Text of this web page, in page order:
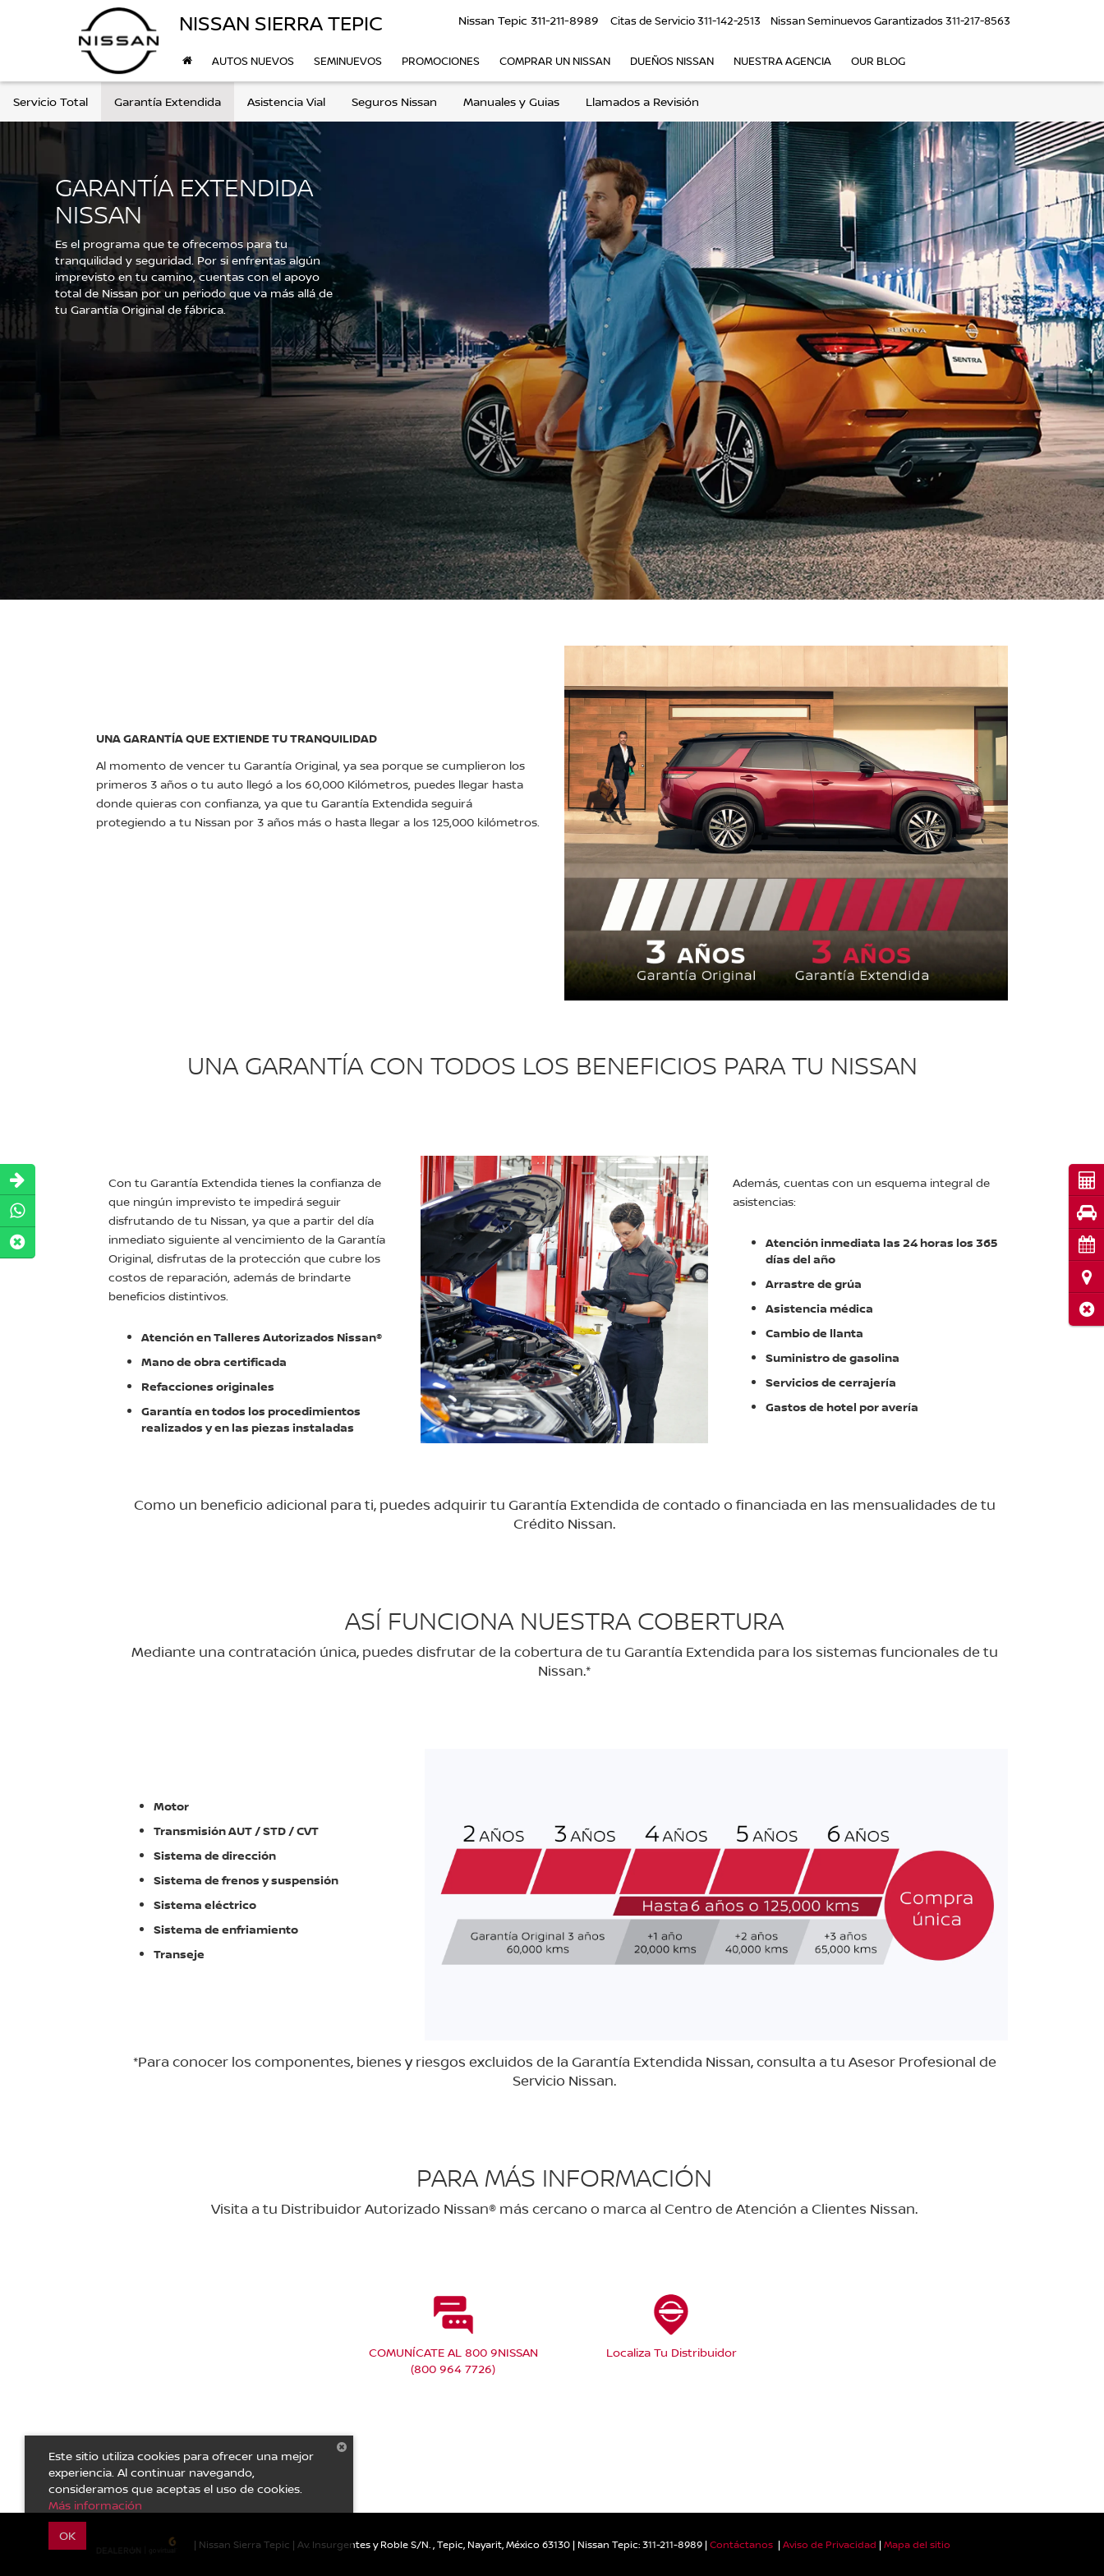
NISSAN SIERRA TEPIC Nissan Tepic 311-211-8989 Citas de Servicio311-142-2513 Nissan Seminuevos Garantizados311-217-8563
AUTOS NUEVOS SEMINUEVOS PROMOCIONES COMPRAR UN NISSAN DUEÑOS NISSAN NUESTRA AGENCIA OUR BLOG
Servicio Total Garantía Extendida Asistencia Vial Seguros Nissan Manuales y Guias Llamados a Revisión
GARANTÍA EXTENDIDA
NISSAN
Es el programa que te ofrecemos para tu
tranquilidad y seguridad. Por si enfrentas algún
imprevisto en tu camino, cuentas con el apoyo
total de Nissan por un periodo que va más allá de
tu Garantía Original de fábrica.
UNA GARANTÍA QUE EXTIENDE TU TRANQUILIDAD
Al momento de vencer tu Garantía Original, ya sea porque se cumplieron los
primeros 3 años o tu auto llegó a los 60,000 Kilómetros, puedes llegar hasta
donde quieras con confianza, ya que tu Garantía Extendida seguirá
protegiendo a tu Nissan por 3 años más o hasta llegar a los 125,000 kilómetros.
UNA GARANTÍA CON TODOS LOS BENEFICIOS PARA TU NISSAN
Con tu Garantía Extendida tienes la confianza de
que ningún imprevisto te impedirá seguir
disfrutando de tu Nissan, ya que a partir del día
inmediato siguiente al vencimiento de la Garantía
Original, disfrutas de la protección que cubre los
costos de reparación, además de brindarte
beneficios distintivos.
Atención en Talleres Autorizados Nissan®
Mano de obra certificada
Refacciones originales
Garantía en todos los procedimientos
realizados y en las piezas instaladas
Además, cuentas con un esquema integral de
asistencias:
Atención inmediata las 24 horas los 365
días del año
Arrastre de grúa
Asistencia médica
Cambio de llanta
Suministro de gasolina
Servicios de cerrajería
Gastos de hotel por avería
Como un beneficio adicional para ti, puedes adquirir tu Garantía Extendida de contado o financiada en las mensualidades de tu
Crédito Nissan.
ASÍ FUNCIONA NUESTRA COBERTURA
Mediante una contratación única, puedes disfrutar de la cobertura de tu Garantía Extendida para los sistemas funcionales de tu
Nissan.*
Motor
Transmisión AUT / STD / CVT
Sistema de dirección
Sistema de frenos y suspensión
Sistema eléctrico
Sistema de enfriamiento
Transeje
*Para conocer los componentes, bienes y riesgos excluidos de la Garantía Extendida Nissan, consulta a tu Asesor Profesional de
Servicio Nissan.
PARA MÁS INFORMACIÓN
Visita a tu Distribuidor Autorizado Nissan® más cercano o marca al Centro de Atención a Clientes Nissan.
COMUNÍCATE AL 800 9NISSAN
(800 964 7726)
Localiza Tu Distribuidor
| Nissan Sierra Tepic | Av. Insurgentes y Roble S/N. ,Tepic, Nayarit,México 63130 | Nissan Tepic:311-211-8989 |Contáctanos |Aviso de Privacidad |Mapa del sitio
Este sitio utiliza cookies para ofrecer una mejor
experiencia. Al continuar navegando,
consideramos que aceptas el uso de cookies.
Más información
OK